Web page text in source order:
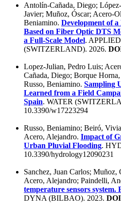
Antolín-Cañada, Diego;
Javier; Muñoz, Óscar; Acero-
Beniamino. Development of
Based on Fiber Optic DTS
a Full-Scale Model.
(SWITZERLAND). 2026.
Lopez-Julian, Pedro Luis;
Cañada, Diego; Borque
Russo, Beniamino. Sampling
Learned from a Field
Spain. WATER
10.3390/w17223294
Russo, Beniamino; Beiró,
Acero, Alejandro. Impact of
Urban Pluvial Flooding.
10.3390/hydrology12090231
Sanchez, Juan Carlos; Muñoz,
Acero, Alejandro; Paindelli,
temperature sensors system.
DYNA (BILBAO). 2023.